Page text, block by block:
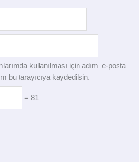
kullanılması için adım, e-posta
bu tarayıcıya kaydedilsin.
= 81